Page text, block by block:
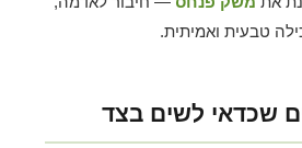
טבעית ואמיתית.
שכדאי לשים בצד